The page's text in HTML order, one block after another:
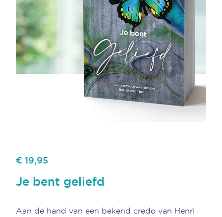
€ 19,95
Je bent geliefd
Aan de hand van een bekend credo van Henri